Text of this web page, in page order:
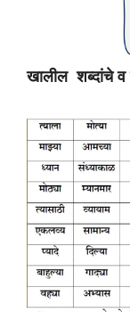
खालील शब्दांचे व